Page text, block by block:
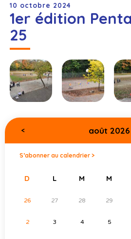
10 octobre 2024
1er édition
25
< août 2026
S’abonner au calendrier >
D L M M
26 27 28 29
2 3 4 5